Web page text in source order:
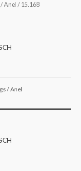
Anel / 15.168
/ Anel